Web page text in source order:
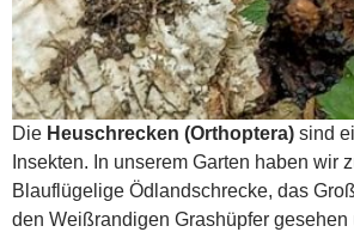
Die Heuschrecken (Orthoptera) sind
Insekten. In unserem Garten haben wir
Blauflügelige Ödlandschrecke, das
den Weißrandigen Grashüpfer gesehen